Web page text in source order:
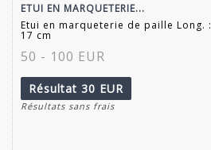
ETUI EN MARQUETERIE...
Etui en marqueterie de paille Long. :
17 cm
50 - 100 EUR
Résultat 30 EUR
Résultats sans frais